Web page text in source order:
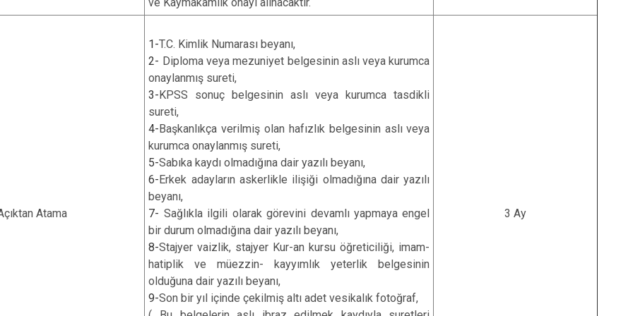
Atama
1-T.C. Kimlik Numarası beyanı,
2- Diploma veya mezuniyet belgesinin aslı veya kurumca
onaylanmış sureti,
3-KPSS sonuç belgesinin aslı veya kurumca tasdikli
sureti,
4-Başkanlıkça verilmiş olan hafızlık belgesinin aslı veya
kurumca onaylanmış sureti,
5-Sabıka kaydı olmadığına dair yazılı beyanı,
6-Erkek adayların askerlikle ilişiği olmadığına dair yazılı
beyanı,
7- Sağlıkla ilgili olarak görevini devamlı yapmaya engel
bir durum olmadığına dair yazılı beyanı,
8-Stajyer vaizlik, stajyer Kur-an kursu öğreticiliği, imam-
hatiplik ve müezzin- kayyımlık yeterlik belgesinin
olduğuna dair yazılı beyanı,
9-Son bir yıl içinde çekilmiş altı adet vesikalık fotoğraf,
3 Ay